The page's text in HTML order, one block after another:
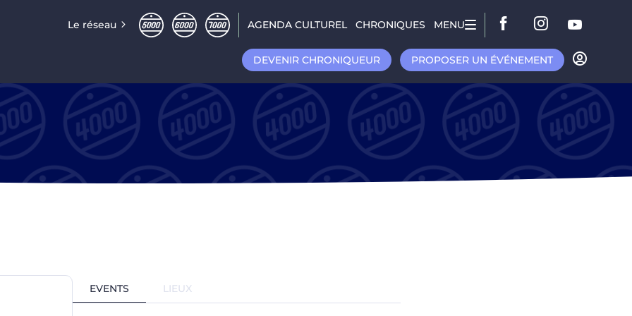
Le réseau AGENDA CULTUREL CHRONIQUES MENU
DEVENIR CHRONIQUEUR PROPOSER UN ÉVÉNEMENT
EVENTS LIEUX